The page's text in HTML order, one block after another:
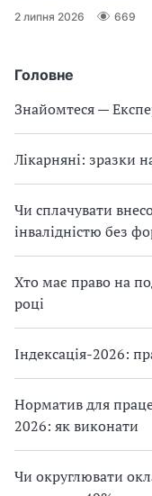
Головне
Знайомтеся —
Лікарняні: зразки
Чи сплачувати
інвалідністю без
Хто має право на
році
Індексація-2026:
Норматив для
2026: як виконати
Чи округлювати
2 липня 2026 669